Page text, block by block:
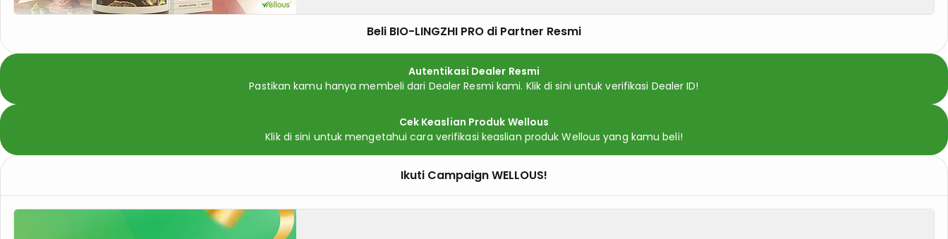
Beli BIO-LINGZHI PRO di Partner Resmi
Autentikasi Dealer Resmi
Pastikan kamu hanya membeli dari Dealer Resmi kami. Klik di sini untuk verifikasi Dealer ID!
Cek Keaslian Produk Wellous
Klik di sini untuk mengetahui cara verifikasi keaslian produk Wellous yang kamu beli!
Ikuti Campaign WELLOUS!